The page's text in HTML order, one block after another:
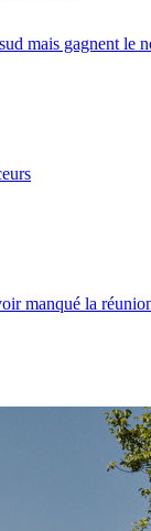
mais gagnent le
manqué la